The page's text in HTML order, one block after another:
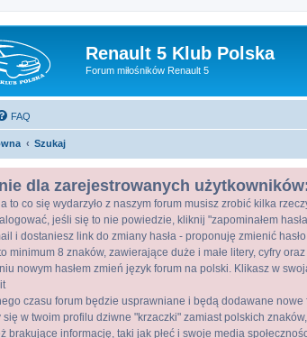
Renault 5 Klub Polska
Forum miłośników Renault 5
FAQ
Szukaj
dla zarejestrowanych
to co się wydarzyło z naszym forum musisz zrobić kilka
jeśli się to nie powiedzie, kliknij "zapominałem
i dostaniesz link do zmiany hasła - proponuję zmienić
minimum 8 znaków, zawierające duże i małe litery, cyfry
nowym hasłem zmień język forum na polski. Klikasz w
czasu forum będzie usprawniane i będą dodawane nowe
się w twoim profilu dziwne "krzaczki" zamiast polskich
brakujące informację, taki jak płeć i swoje media